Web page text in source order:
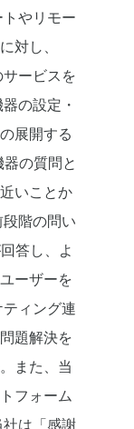
やリモー
対し、
ービスを
の設定・
展開する
器の質問と
いことか
階の問い
答し、よ
ーザーを
ィング連
題解決を
また、当
フォーム
社は「感謝